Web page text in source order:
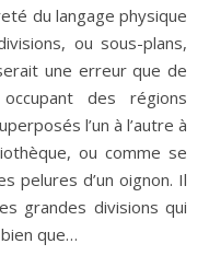
du langage physique
ou sous-plans,
une erreur que de
des régions
l’un à l’autre à
ou comme se
pelures d’un oignon. Il
grandes divisions qui
que…